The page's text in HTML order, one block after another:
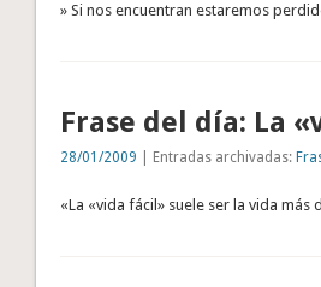
» Si nos encuentran estaremos
Frase del día: La
28/01/2009 | Entradas archivadas:
«La «vida fácil» suele ser la vida más